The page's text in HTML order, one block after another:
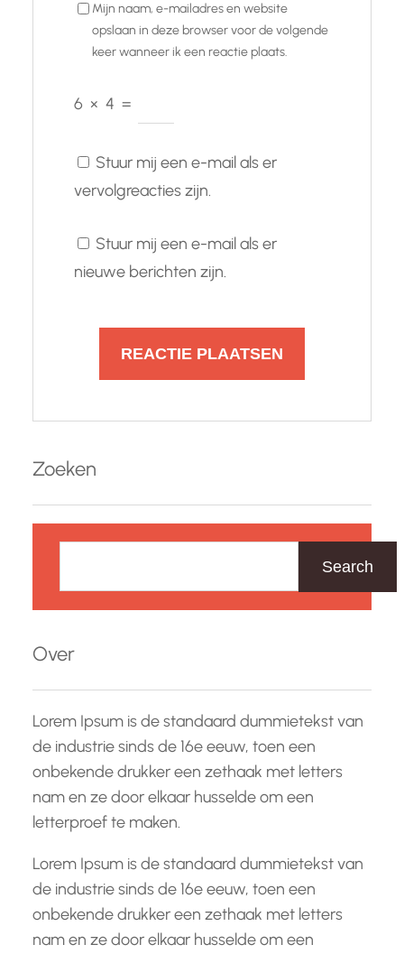
Mijn naam, e-mailadres en website
opslaan in deze browser voor de volgende
keer wanneer ik een reactie plaats.
6 × 4 =
Stuur mij een e-mail als er
vervolgreacties zijn.
Stuur mij een e-mail als er
nieuwe berichten zijn.
Zoeken
k
n
Search
Over
Lorem Ipsum is de standaard dummietekst van
de industrie sinds de 16e eeuw, toen een
onbekende drukker een zethaak met letters
nam en ze door elkaar husselde om een
letterproef te maken.
Lorem Ipsum is de standaard dummietekst van
de industrie sinds de 16e eeuw, toen een
onbekende drukker een zethaak met letters
nam en ze door elkaar husselde om een